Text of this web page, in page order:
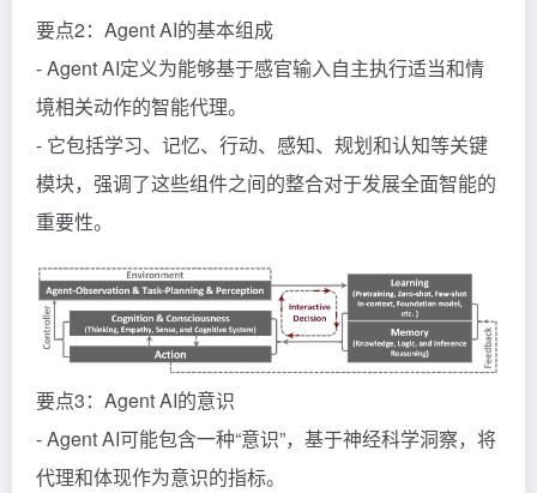
要点2：Agent AI的基本组成
- Agent AI定义为能够基于感官输入自主执行适当和情
境相关动作的智能代理。
- 它包括学习、记忆、行动、感知、规划和认知等关键
模块，强调了这些组件之间的整合对于发展全面智能的
重要性。
要点3：Agent AI的意识
- Agent AI可能包含一种“意识”，基于神经科学洞察，将
代理和体现作为意识的指标。